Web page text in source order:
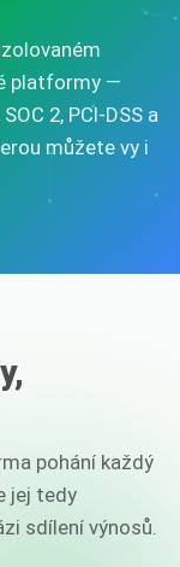
platformy —
2, PCI-DSS a
můžete vy i
pohání každý
jej tedy
sdílení výnosů.